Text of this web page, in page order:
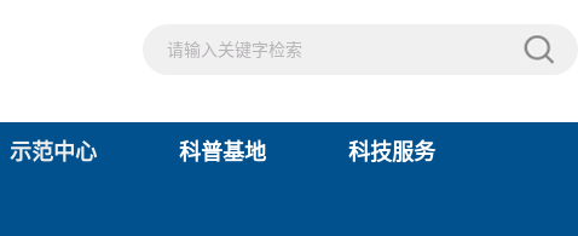
示范中心 科普基地 科技服务